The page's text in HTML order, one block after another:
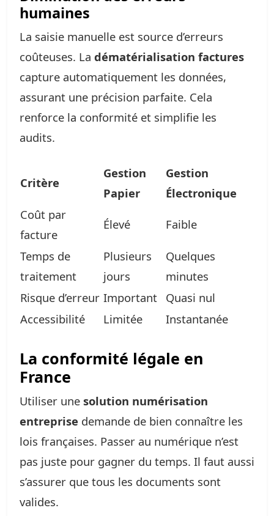
humaines
La saisie manuelle est source d’erreurs
coûteuses. La dématérialisation factures
capture automatiquement les données,
assurant une précision parfaite. Cela
renforce la conformité et simplifie les
audits.
Critère
Gestion
Papier
Gestion
Électronique
Coût par
facture
Élevé Faible
Temps de
traitement
Plusieurs
jours
Quelques
minutes
Risque d’erreur Important Quasi nul
Accessibilité
Limitée Instantanée
La conformité légale en
France
Utiliser une solution numérisation
entreprise demande de bien connaître les
lois françaises. Passer au numérique n’est
pas juste pour gagner du temps. Il faut aussi
s’assurer que tous les documents sont
valides.